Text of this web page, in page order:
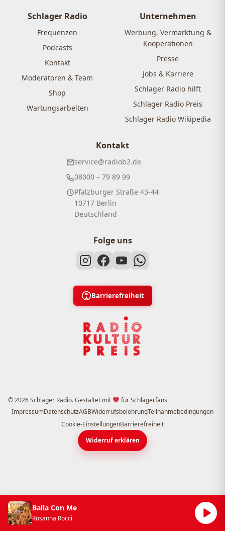
Schlager Radio
Frequenzen
Podcasts
Kontakt
Moderatoren & Team
Shop
Wartungsarbeiten
Unternehmen
Werbung, Vermarktung &
Kooperationen
Presse
Jobs & Karriere
Schlager Radio hilft
Schlager Radio Preis
Schlager Radio Wikipedia
Kontakt
service@radiob2.de
08000 – 79 89 99
Pfalzburger Straße 43-44
10717 Berlin
Deutschland
Folge uns
Barrierefreiheit
© 2026 Schlager Radio. Gestaltet mit
für Schlagerfans
ImpressumDatenschutzAGBWiderrufsbelehrungTeilnahmebedingungen
Cookie-EinstellungenBarrierefreiheit
Widerruf erklären
Balla Con Me
Rosanna Rocci